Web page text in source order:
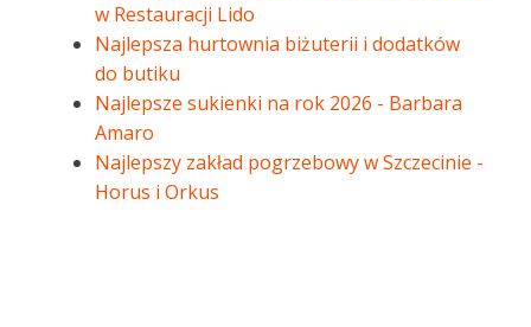
w Restauracji Lido
Najlepsza hurtownia biżuterii i dodatków
do butiku
Najlepsze sukienki na rok 2026 - Barbara
Amaro
Najlepszy zakład pogrzebowy w Szczecinie -
Horus i Orkus